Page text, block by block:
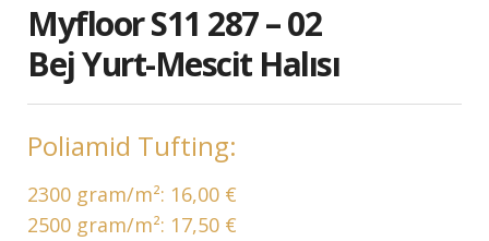
Myfloor S11 287 – 02
Bej Yurt-Mescit Halısı
Poliamid Tufting:
2300 gram/m²: 16,00 €
2500 gram/m²: 17,50 €